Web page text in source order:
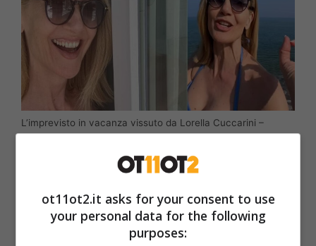
L’imprevisto in vacanza vissuto da Lorella Cuccarini –
Questo atteggiamento la showgirl ha scelto
di mantenerlo anche ora chesi trova in una
vacanza in una località che sembra essere
ot11ot2.it asks for your consent to use
your personal data for the following
purposes: